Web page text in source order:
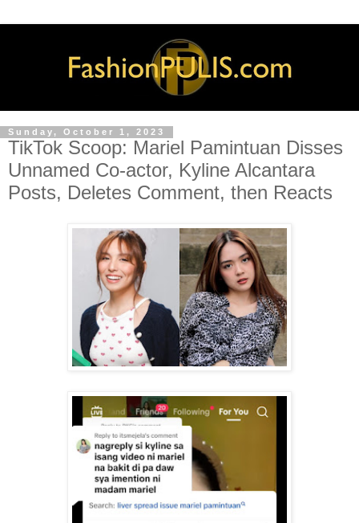
Sunday, October 1, 2023
TikTok Scoop: Mariel Pamintuan Disses
Unnamed Co-actor, Kyline Alcantara
Posts, Deletes Comment, then Reacts